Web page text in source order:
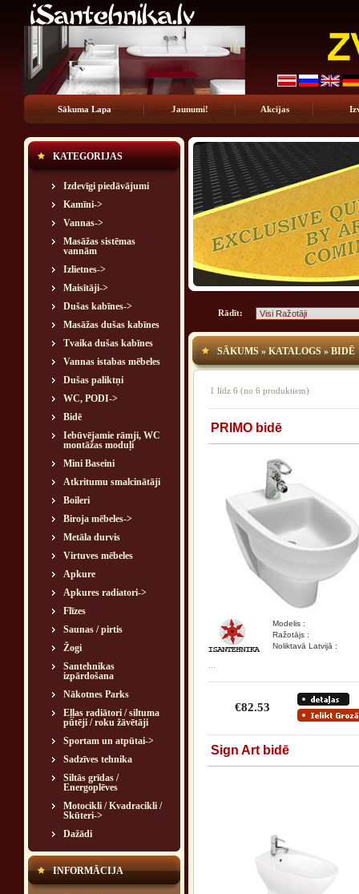
Sākuma Lapa Jaunumi! Akcijas
KATEGORIJAS
Izdevīgi piedāvājumi
Kamīni->
Vannas->
Masāžas sistēmas
vannām
Izlietnes->
Maisītāji->
Dušas kabīnes->
Masāžas dušas kabīnes
Tvaika dušas kabīnes
Vannas istabas mēbeles
Dušas paliktņi
WC, PODI->
Bidē
Iebūvējamie rāmji, WC
montāžas moduļi
Mini Baseini
Atkritumu smalcinātāji
Boileri
Biroja mēbeles->
Metāla durvis
Virtuves mēbeles
Apkure
Apkures radiatori->
Flīzes
Saunas / pirtis
Žogi
Santehnikas
izpārdošana
Nākotnes Parks
Eļļas radiātori / siltuma
pūtēji / roku žāvētāji
Sportam un atpūtai->
Sadzīves tehnika
Siltās grīdas /
Energoplēves
Motocikli / Kvadracikli /
Skūteri->
Dažādi
INFORMĀCIJA
Rādīt:
SĀKUMS»KATALOGS»BIDĒ
1 līdz 6 (no 6 produktiem)
PRIMO bidē
Modelis :
Ražotājs :
Noliktavā Latvijā :
€82.53
Sign Art bidē